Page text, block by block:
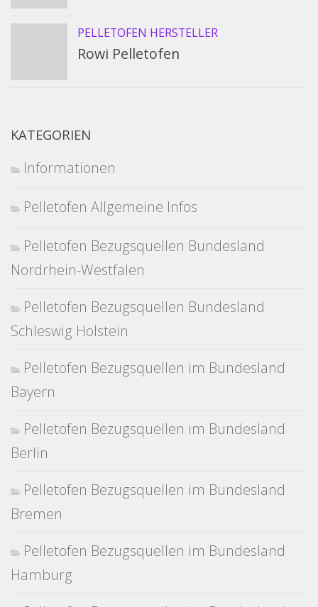
PELLETOFEN HERSTELLER
Rowi Pelletofen
KATEGORIEN
Informationen
Pelletofen Allgemeine Infos
Pelletofen Bezugsquellen Bundesland
Nordrhein-Westfalen
Pelletofen Bezugsquellen Bundesland
Schleswig Holstein
Pelletofen Bezugsquellen im Bundesland
Bayern
Pelletofen Bezugsquellen im Bundesland
Berlin
Pelletofen Bezugsquellen im Bundesland
Bremen
Pelletofen Bezugsquellen im Bundesland
Hamburg